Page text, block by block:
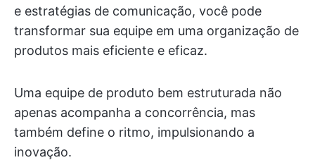
e estratégias de comunicação, você pode
transformar sua equipe em uma organização de
produtos mais eficiente e eficaz.
Uma equipe de produto bem estruturada não
apenas acompanha a concorrência, mas
também define o ritmo, impulsionando a
inovação.